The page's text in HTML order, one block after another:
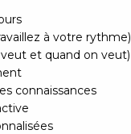
à votre rythme)
veut et quand on veut)
connaissances